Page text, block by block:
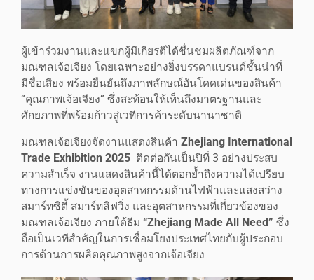
ผู้เข้าร่วมงานและแขกผู้มีเกียรติได้ชื่นชมผลิตภัณฑ์จาก
มณฑลเจ้อเจียง โดยเฉพาะอย่างยิ่งบรรดาแบรนด์ชั้นนำที่
มีชื่อเสียง พร้อมยืนยันถึงภาพลักษณ์อันโดดเด่นของสินค้า
“คุณภาพเจ้อเจียง” ซึ่งสะท้อนให้เห็นถึงมาตรฐานและ
ศักยภาพที่พร้อมก้าวสู่เวทีการค้าระดับนานาชาติ
มณฑลเจ้อเจียงจัดงานแสดงสินค้า Zhejiang International
Trade Exhibition 2025 ติดต่อกันเป็นปีที่ 3 อย่างประสบ
ความสำเร็จ งานแสดงสินค้านี้ได้ตอกย้ำถึงความได้เปรียบ
ทางการแข่งขันของอุตสาหกรรมด้านไฟฟ้าและแสงสว่าง
สมาร์ทซิตี้ สมาร์ทลิฟวิ่ง และอุตสาหกรรมที่เกี่ยวข้องของ
มณฑลเจ้อเจียง ภายใต้ธีม “Zhejiang Made All Need” ซึ่ง
ถือเป็นเวทีสำคัญในการเชื่อมโยงประเทศไทยกับผู้ประกอบ
การด้านการผลิตคุณภาพสูงจากเจ้อเจียง